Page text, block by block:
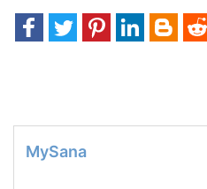
MySana